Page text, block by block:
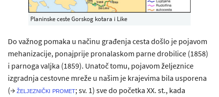
Planinske ceste Gorskog kotara i Like
Do važnog pomaka u načinu građenja cesta došlo je pojavom
mehanizacije, ponajprije pronalaskom parne drobilice (1858)
i parnoga valjka (1859). Unatoč tomu, pojavom željeznice
izgradnja cestovne mreže u našim je krajevima bila usporena
(→željeznički promet; sv. 1) sve do početka XX. st., kada